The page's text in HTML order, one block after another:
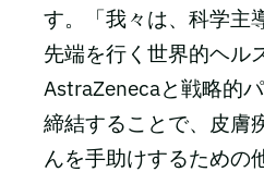
す。「我々は、科学主
先端を行く世界的ヘル
AstraZenecaと戦略的
締結することで、皮膚
んを手助けするための